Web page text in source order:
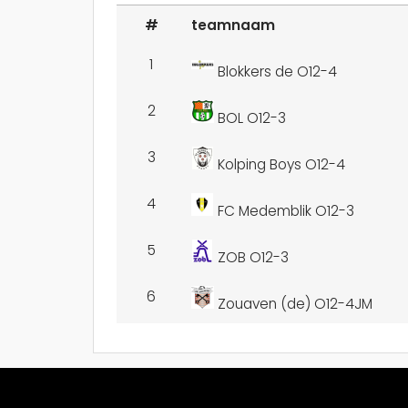
# teamnaam
1 Blokkers de O12-4
2 BOL O12-3
3 Kolping Boys O12-4
4 FC Medemblik O12-3
5 ZOB O12-3
6 Zouaven (de) O12-4JM